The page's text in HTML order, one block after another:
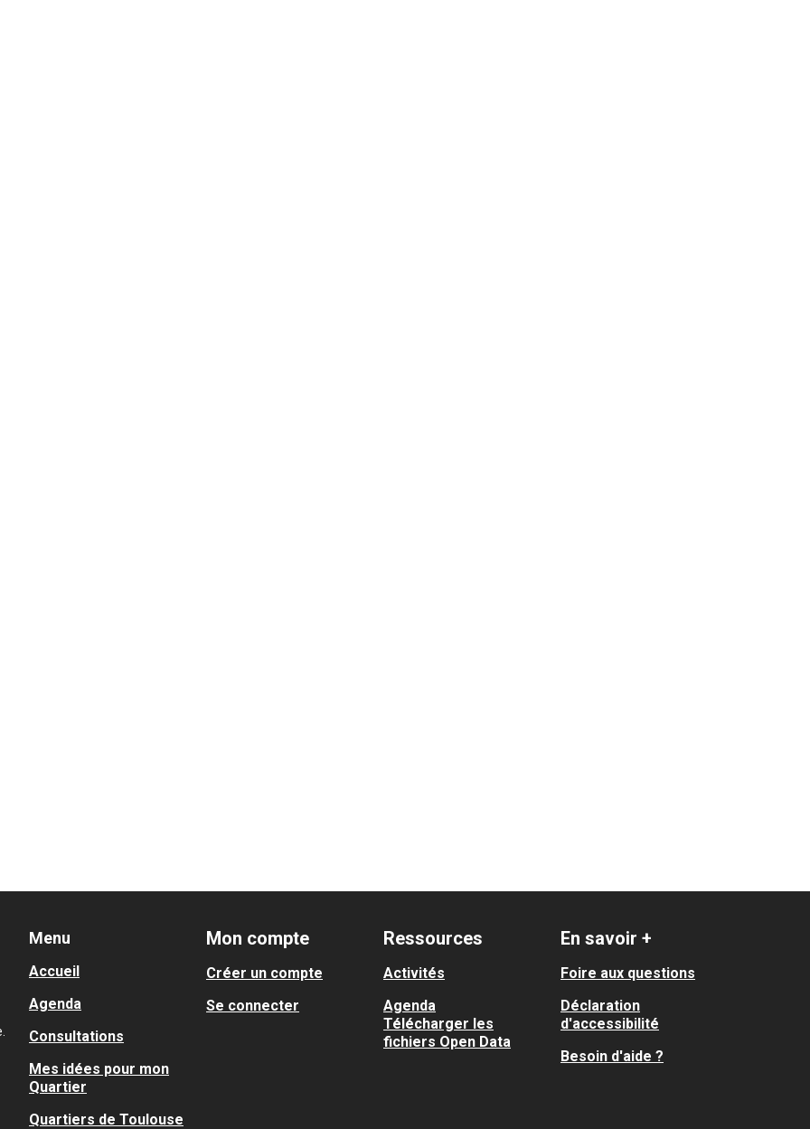
Menu
Accueil
Agenda
Consultations
Mes idées pour mon
Quartier
Quartiers de Toulouse
Mon compte
Créer un compte
Se connecter
Ressources
Activités
Agenda
Télécharger les
fichiers Open Data
En savoir +
Foire aux questions
Déclaration
d'accessibilité
Besoin d'aide ?